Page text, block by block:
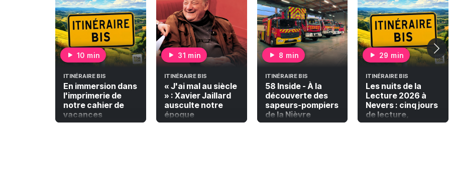
10 min
ITINÉRAIRE BIS
En immersion dans
l'imprimerie de
notre cahier de
vacances
31 min
ITINÉRAIRE BIS
« J'ai mal au siècle
» : Xavier Jaillard
ausculte notre
époque
8 min
ITINÉRAIRE BIS
58 Inside - À la
découverte des
sapeurs-pompiers
de la Nièvre
29 min
ITINÉRAIRE BIS
Les nuits de la
Lecture 2026 à
Nevers : cinq jours
de lecture,
musique et